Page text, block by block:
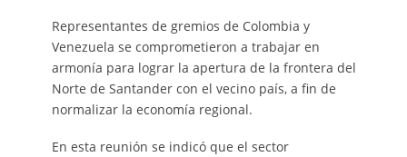
Representantes de gremios de Colombia y
Venezuela se comprometieron a trabajar en
armonía para lograr la apertura de la frontera del
Norte de Santander con el vecino país, a fin de
normalizar la economía regional.
En esta reunión se indicó que el sector